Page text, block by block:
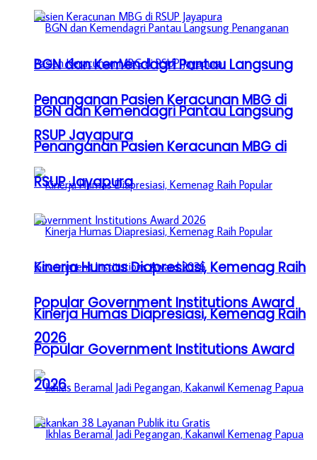
BGN dan Kemendagri Pantau Langsung
Penanganan Pasien Keracunan MBG di
RSUP Jayapura
Kinerja Humas Diapresiasi, Kemenag Raih
Popular Government Institutions Award
2026
BGN dan Kemendagri Pantau Langsung
Penanganan Pasien Keracunan MBG di
RSUP Jayapura
Kinerja Humas Diapresiasi, Kemenag Raih
Popular Government Institutions Award
2026